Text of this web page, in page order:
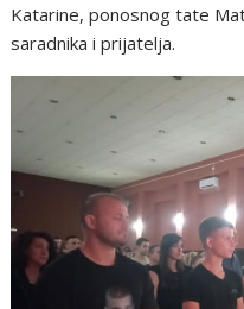
Katarine, ponosnog tate
saradnika i prijatelja.